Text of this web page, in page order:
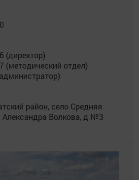
(директор)
(методический отдел)
район, село Средняя
Волкова, д №3